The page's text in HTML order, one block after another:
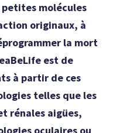
molécules
originaux, à
la mort
est de
à partir de ces
telles que les
rénales aigües,